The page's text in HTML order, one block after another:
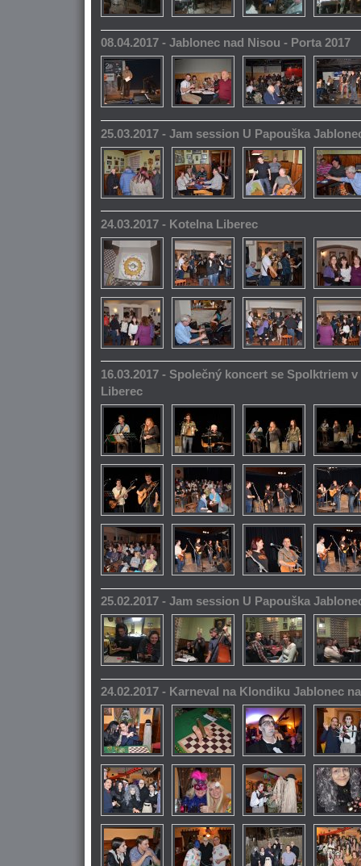
08.04.2017 - Jablonec nad Nisou - Porta 2017
25.03.2017 - Jam session U Papouška
24.03.2017 - Kotelna Liberec
16.03.2017 - Společný koncert se Spolktriem
Liberec
25.02.2017 - Jam session U Papouška
24.02.2017 - Karneval na Klondiku Jablonec